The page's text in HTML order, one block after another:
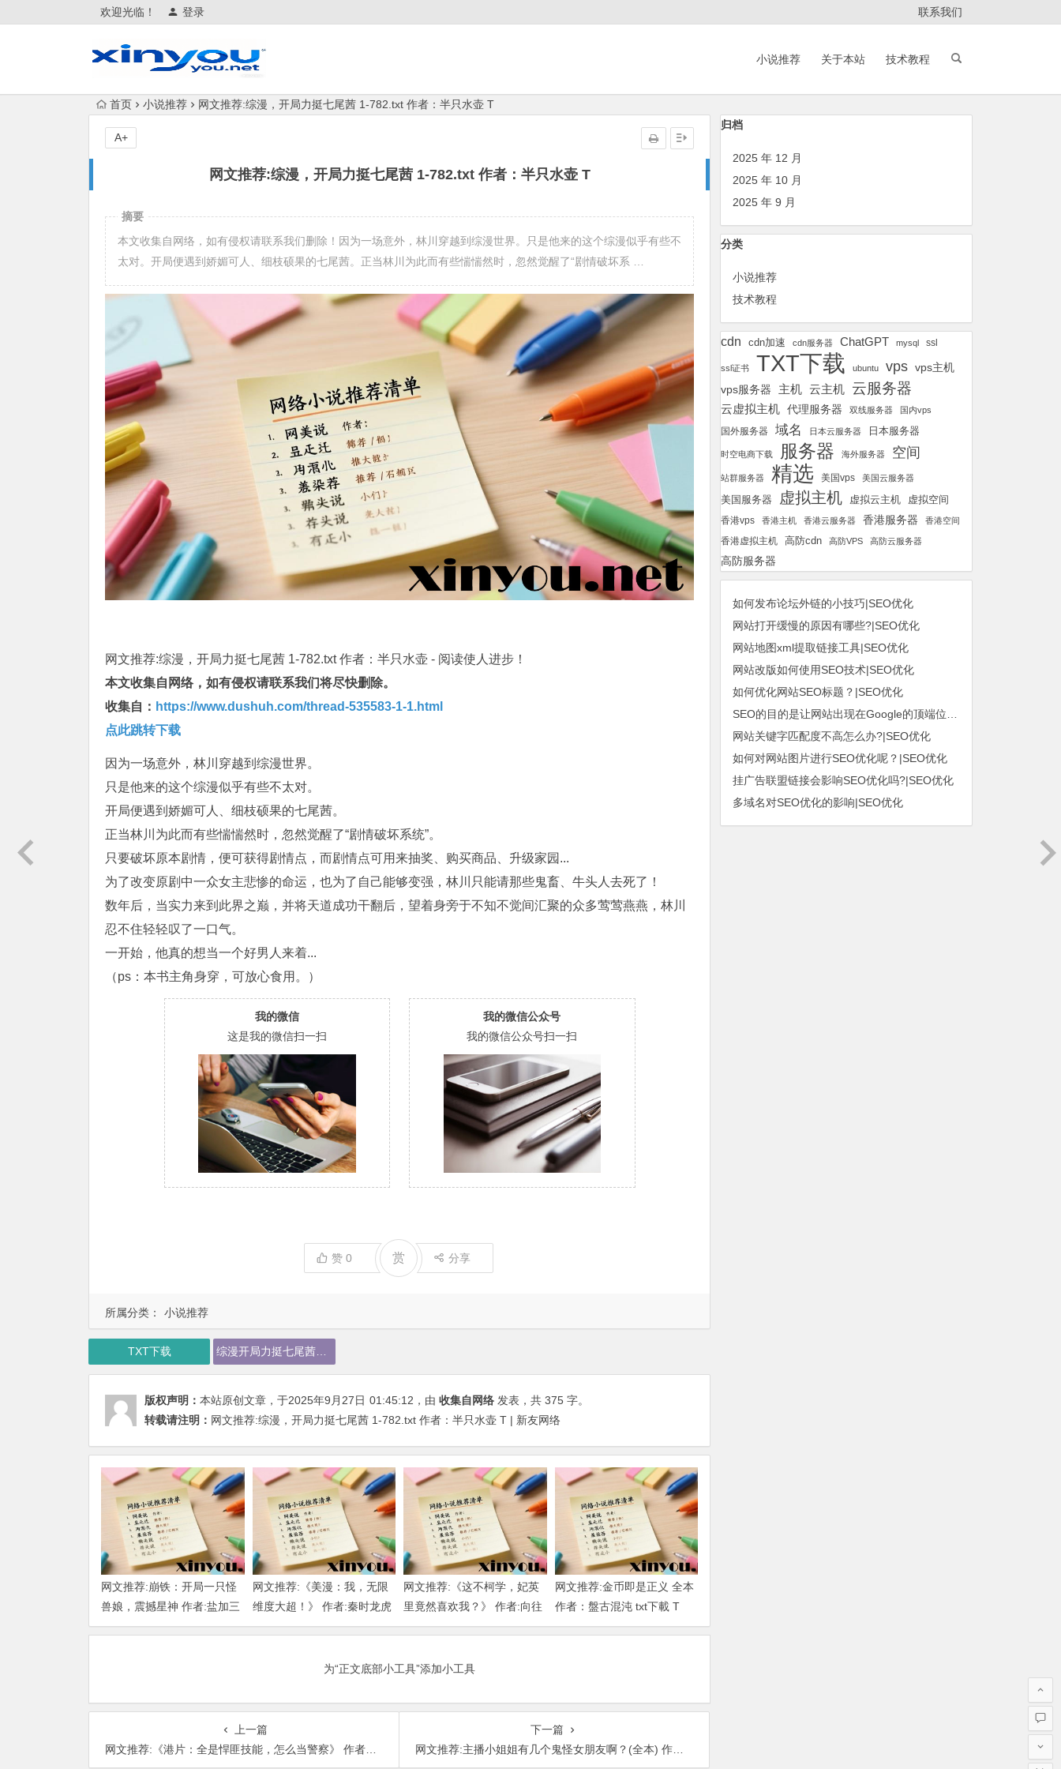
欢迎光临！ 登录 联系我们
小说推荐 关于本站 技术教程
首页 小说推荐 网文推荐:综漫，开局力挺七尾茜 1-782.txt 作者：半只水壶 T
网文推荐:综漫，开局力挺七尾茜 1-782.txt 作者：半只水壶 T
A+
所属分类： 小说推荐
摘要
本文收集自网络，如有侵权请联系我们删除！因为一场意外，林川穿越到综漫世界。只是他来的这个综漫似乎有些不
太对。开局便遇到娇媚可人、细枝硕果的七尾茜。正当林川为此而有些惴惴然时，忽然觉醒了“剧情破坏系 …
网文推荐:综漫，开局力挺七尾茜 1-782.txt 作者：半只水壶 - 阅读使人进步！
本文收集自网络，如有侵权请联系我们将尽快删除。
收集自： https://www.dushuh.com/thread-535583-1-1.html
点此跳转下载
因为一场意外，林川穿越到综漫世界。
只是他来的这个综漫似乎有些不太对。
开局便遇到娇媚可人、细枝硕果的七尾茜。
正当林川为此而有些惴惴然时，忽然觉醒了“剧情破坏系统”。
只要破坏原本剧情，便可获得剧情点，而剧情点可用来抽奖、购买商品、升级家园...
为了改变原剧中一众女主悲惨的命运，也为了自己能够变强，林川只能请那些鬼畜、牛头人去死了！
数年后，当实力来到此界之巅，并将天道成功干翻后，望着身旁于不知不觉间汇聚的众多莺莺燕燕，林川
忍不住轻轻叹了一口气。
一开始，他真的想当一个好男人来着...
（ps：本书主角身穿，可放心食用。）
我的微信
这是我的微信扫一扫
我的微信公众号
我的微信公众号扫一扫
赞 0 赏 分享
TXT下载
版权声明： 本站原创文章，于2025年9月27日 01:45:12 ，由 收集自网络 发表，共 375 字。
转载请注明： 网文推荐:综漫，开局力挺七尾茜 1-782.txt 作者：半只水壶 T | 新友网络
网文推荐:崩铁：开局一只怪
兽娘，震撼星神 作者:盐加三
勺 （1-218）TXT下载
网文推荐:《美漫：我，无限
维度大超！》 作者:秦时龙虎
大明 1-802章 TXT下载
网文推荐:《这不柯学，妃英
里竟然喜欢我？》 作者:向往
柯南 1-189章 TXT下载
网文推荐:金币即是正义 全本
作者：盤古混沌 txt下載 T
为“正文底部小工具”添加小工具
上一篇
网文推荐:《港片：全是悍匪技能，怎么当警察》 作者：暴走的八角 （1-446章） TXT下载
下一篇
网文推荐:主播小姐姐有几个鬼怪女朋友啊？(全本) 作者：左手一只基 TXT下载
归档
2025 年 12 月
2025 年 10 月
2025 年 9 月
分类
小说推荐
技术教程
cdn cdn加速 cdn服务器 ChatGPT mysql ssl
ssl证书 TXT下载 ubuntu vps vps主机
vps服务器
主机 云主机 云服务器
云虚拟主机 代理服务器 双线服务器 国内vps
国外服务器 域名 日本云服务器 日本服务器
时空电商下载 服务器 海外服务器 空间
站群服务器 精选 美国vps 美国云服务器
美国服务器 虚拟主机 虚拟云主机 虚拟空间
香港vps 香港主机 香港云服务器 香港服务器 香港空间
香港虚拟主机 高防cdn 高防VPS 高防云服务器
高防服务器
如何发布论坛外链的小技巧|SEO优化
网站打开缓慢的原因有哪些?|SEO优化
网站地图xml提取链接工具|SEO优化
网站改版如何使用SEO技术|SEO优化
如何优化网站SEO标题？|SEO优化
网站关键字匹配度不高怎么办?|SEO优化
如何对网站图片进行SEO优化呢？|SEO优化
挂广告联盟链接会影响SEO优化吗?|SEO优化
多域名对SEO优化的影响|SEO优化